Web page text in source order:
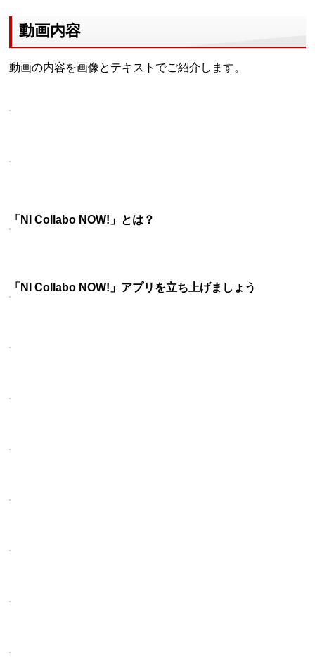
動画内容
動画の内容を画像とテキストでご紹介します。
「NI Collabo NOW!」とは？
「NI Collabo NOW!」アプリを立ち上げましょう